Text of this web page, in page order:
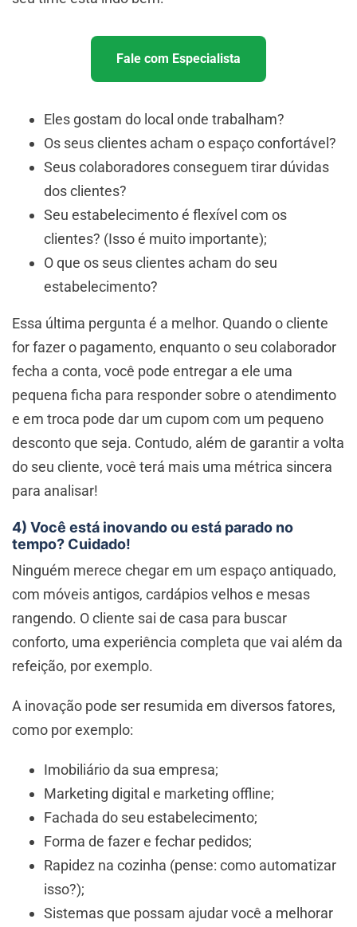
Fale com Especialista
Eles gostam do local onde trabalham?
Os seus clientes acham o espaço confortável?
Seus colaboradores conseguem tirar dúvidas
dos clientes?
Seu estabelecimento é flexível com os
clientes? (Isso é muito importante);
O que os seus clientes acham do seu
estabelecimento?
Essa última pergunta é a melhor. Quando o cliente
for fazer o pagamento, enquanto o seu colaborador
fecha a conta, você pode entregar a ele uma
pequena ficha para responder sobre o atendimento
e em troca pode dar um cupom com um pequeno
desconto que seja. Contudo, além de garantir a volta
do seu cliente, você terá mais uma métrica sincera
para analisar!
4) Você está inovando ou está parado no
tempo? Cuidado!
Ninguém merece chegar em um espaço antiquado,
com móveis antigos, cardápios velhos e mesas
rangendo. O cliente sai de casa para buscar
conforto, uma experiência completa que vai além da
refeição, por exemplo.
A inovação pode ser resumida em diversos fatores,
como por exemplo:
Imobiliário da sua empresa;
Marketing digital e marketing offline;
Fachada do seu estabelecimento;
Forma de fazer e fechar pedidos;
Rapidez na cozinha (pense: como automatizar
isso?);
Sistemas que possam ajudar você a melhorar